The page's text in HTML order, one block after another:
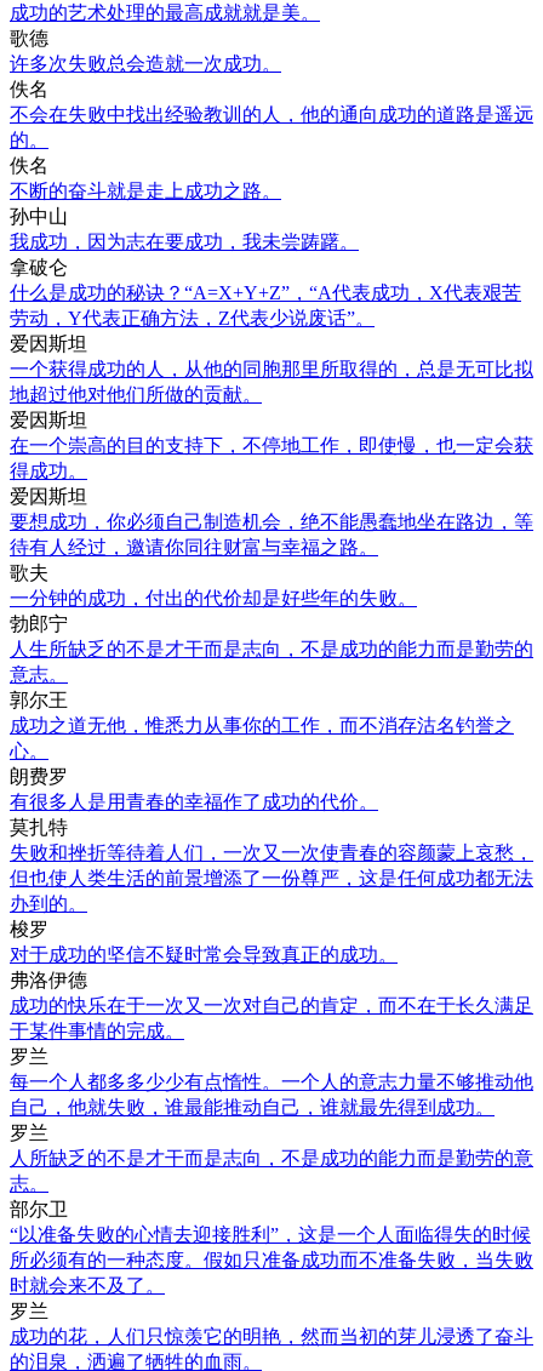
成功的艺术处理的最高成就就是美。
歌德
许多次失败总会造就一次成功。
佚名
不会在失败中找出经验教训的人，他的通向成功的道路是遥远
的。
佚名
不断的奋斗就是走上成功之路。
孙中山
我成功，因为志在要成功，我未尝踌躇。
拿破仑
什么是成功的秘诀？“A=X+Y+Z”，“A代表成功，X代表艰苦
劳动，Y代表正确方法，Z代表少说废话”。
爱因斯坦
一个获得成功的人，从他的同胞那里所取得的，总是无可比拟
地超过他对他们所做的贡献。
爱因斯坦
在一个崇高的目的支持下，不停地工作，即使慢，也一定会获
得成功。
爱因斯坦
要想成功，你必须自己制造机会，绝不能愚蠢地坐在路边，等
待有人经过，邀请你同往财富与幸福之路。
歌夫
一分钟的成功，付出的代价却是好些年的失败。
勃郎宁
人生所缺乏的不是才干而是志向，不是成功的能力而是勤劳的
意志。
郭尔王
成功之道无他，惟悉力从事你的工作，而不消存沽名钓誉之
心。
朗费罗
有很多人是用青春的幸福作了成功的代价。
莫扎特
失败和挫折等待着人们，一次又一次使青春的容颜蒙上哀愁，
但也使人类生活的前景增添了一份尊严，这是任何成功都无法
办到的。
梭罗
对于成功的坚信不疑时常会导致真正的成功。
弗洛伊德
成功的快乐在于一次又一次对自己的肯定，而不在于长久满足
于某件事情的完成。
罗兰
每一个人都多多少少有点惰性。一个人的意志力量不够推动他
自己，他就失败，谁最能推动自己，谁就最先得到成功。
罗兰
人所缺乏的不是才干而是志向，不是成功的能力而是勤劳的意
志。
部尔卫
“以准备失败的心情去迎接胜利”，这是一个人面临得失的时候
所必须有的一种态度。假如只准备成功而不准备失败，当失败
时就会来不及了。
罗兰
成功的花，人们只惊羡它的明艳，然而当初的芽儿浸透了奋斗
的泪泉，洒遍了牺牲的血雨。